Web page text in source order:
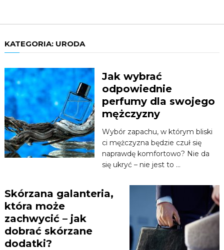
KATEGORIA: URODA
Jak wybrać
odpowiednie
perfumy dla swojego
mężczyzny
Wybór zapachu, w którym bliski
ci mężczyzna będzie czuł się
naprawdę komfortowo? Nie da
się ukryć – nie jest to …
Skórzana galanteria,
która może
zachwycić – jak
dobrać skórzane
dodatki?